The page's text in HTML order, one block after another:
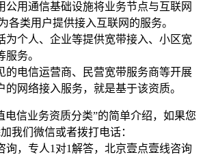
公用通信基础设施将业务节点与互联网
各类用户提供接入互联网的服务。
为个人、企业等提供宽带接入、小区宽
务。
的电信运营商、民营宽带服务商等开展
的网络接入服务，就是基于该资质。
电信业务资质分类”的简单介绍，如果您
我们微信或者拨打电话：
询，专人1对1解答，北京壹点壹线咨询